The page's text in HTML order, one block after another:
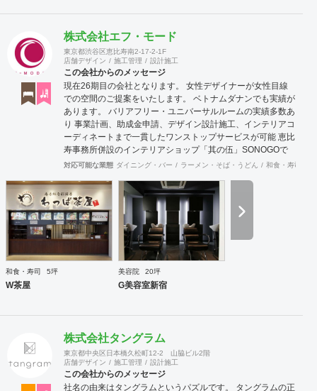
株式会社エフ・モード
東京都渋谷区恵比寿南2-17-2-1F
店舗デザイン
施工管理 設計施工
この会社からのメッセージ
現在26期目の会社となります。 女性デザイナーが女性目線
での空間のご提案をいたします。 ベトナムダナンでも実績が
あります。 バリアフリー・ユニバーサルルームの実績多数あ
り 事業計画、助成金申請、デザイン設計施工、インテリアコ
ーディネートまで一貫したワンストップサービスが可能 恵比
寿事務所併設のインテリアショップ「其の伍」SONOGOで
はオリジナル家具をはじめアンティーク骨董家具の販売もし
対応可能な業態 ダイニング・バー ラーメン・そば・うどん 和食・寿司
和食・寿司 5坪
W茶屋
美容院 20坪
G美容室新宿
株式会社タングラム
東京都中央区日本橋久松町12-2 山脇ビル2階
店舗デザイン
施工管理 設計施工
この会社からのメッセージ
社名の由来はタングラムというパズルです。 タングラムの正